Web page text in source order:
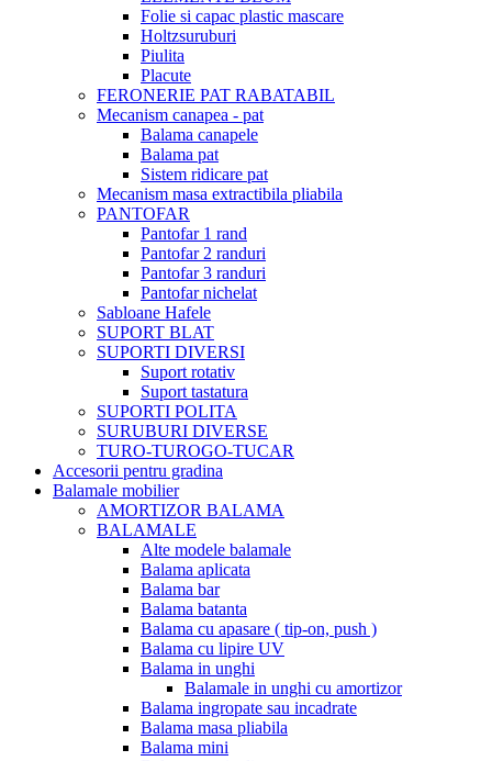
Folie si capac plastic mascare
Holtzsuruburi
Piulita
Placute
FERONERIE PAT RABATABIL
Mecanism canapea - pat
Balama canapele
Balama pat
Sistem ridicare pat
Mecanism masa extractibila pliabila
PANTOFAR
Pantofar 1 rand
Pantofar 2 randuri
Pantofar 3 randuri
Pantofar nichelat
Sabloane Hafele
SUPORT BLAT
SUPORTI DIVERSI
Suport rotativ
Suport tastatura
SUPORTI POLITA
SURUBURI DIVERSE
TURO-TUROGO-TUCAR
Accesorii pentru gradina
Balamale mobilier
AMORTIZOR BALAMA
BALAMALE
Alte modele balamale
Balama aplicata
Balama bar
Balama batanta
Balama cu apasare ( tip-on, push )
Balama cu lipire UV
Balama in unghi
Balamale in unghi cu amortizor
Balama ingropate sau incadrate
Balama masa pliabila
Balama mini